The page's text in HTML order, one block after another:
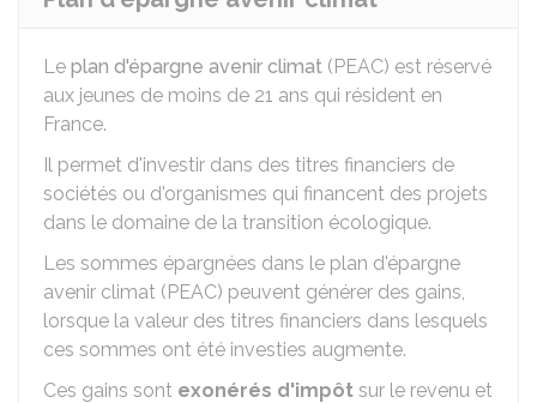
Le plan d'épargne avenir climat (PEAC) est réservé
aux jeunes de moins de 21 ans qui résident en
France.
Il permet d'investir dans des titres financiers de
sociétés ou d'organismes qui financent des projets
dans le domaine de la transition écologique.
Les sommes épargnées dans le plan d'épargne
avenir climat (PEAC) peuvent générer des gains,
lorsque la valeur des titres financiers dans lesquels
ces sommes ont été investies augmente.
Ces gains sont exonérés d'impôt sur le revenu et